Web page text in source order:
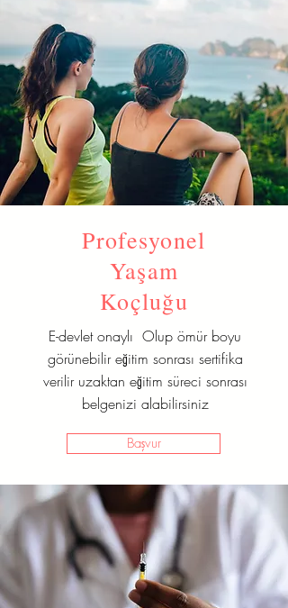
Profesyonel
Yaşam
Koçluğu
E-devlet onaylı Olup ömür boyu
görünebilir eğitim sonrası sertifika
verilir uzaktan eğitim süreci sonrası
belgenizi alabilirsiniz
Başvur